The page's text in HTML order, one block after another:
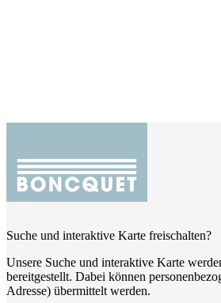
Suche und interaktive Karte freischalten?
Unsere Suche und interaktive Karte
bereitgestellt. Dabei können
Adresse) übermittelt werden.